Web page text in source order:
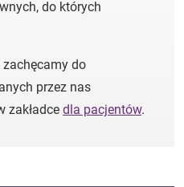
do których
zachęcamy do
przez nas
zakładce dla pacjentów.